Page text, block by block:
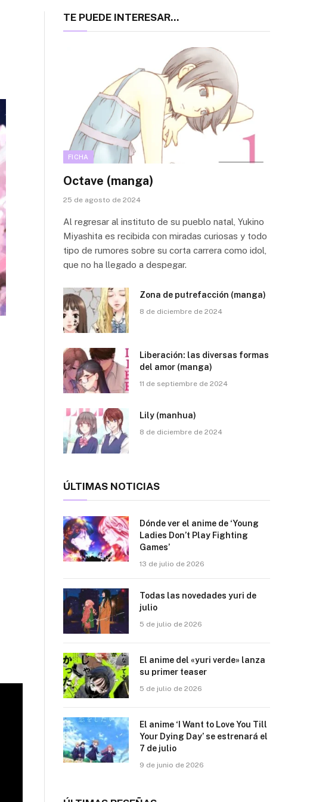
TE PUEDE INTERESAR...
FICHA
Octave (manga)
25 de agosto de 2024
Al regresar al instituto de su pueblo natal, Yukino
Miyashita es recibida con miradas curiosas y todo
tipo de rumores sobre su corta carrera como idol,
que no ha llegado a despegar.
Zona de putrefacción (manga)
8 de diciembre de 2024
Liberación: las diversas formas
del amor (manga)
11 de septiembre de 2024
Lily (manhua)
8 de diciembre de 2024
ÚLTIMAS NOTICIAS
Dónde ver el anime de ‘Young
Ladies Don’t Play Fighting
Games’
13 de julio de 2026
Todas las novedades yuri de
julio
5 de julio de 2026
El anime del «yuri verde» lanza
su primer teaser
5 de julio de 2026
El anime ‘I Want to Love You Till
Your Dying Day’ se estrenará el
7 de julio
9 de junio de 2026